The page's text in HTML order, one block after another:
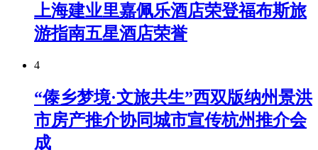
上海建业里嘉佩乐酒店荣登福布斯旅
游指南五星酒店荣誉
4
“傣乡梦境·文旅共生”西双版纳州景洪
市房产推介协同城市宣传杭州推介会
成